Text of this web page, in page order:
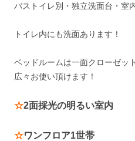
バストイレ別・独立洗面台・室
トイレ内にも洗面あります！
ベッドルームは一面クローゼッ
広々お使い頂けます！
☆2面採光の明るい室内
☆ワンフロア1世帯